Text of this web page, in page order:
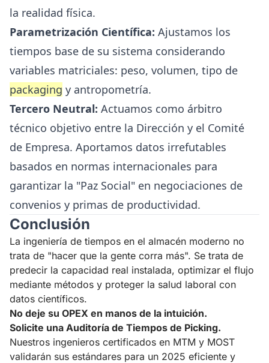
la realidad física.
Parametrización Científica: Ajustamos los
tiempos base de su sistema considerando
variables matriciales: peso, volumen, tipo de
packaging y antropometría.
Tercero Neutral: Actuamos como árbitro
técnico objetivo entre la Dirección y el Comité
de Empresa. Aportamos datos irrefutables
basados en normas internacionales para
garantizar la "Paz Social" en negociaciones de
convenios y primas de productividad.
Conclusión
La ingeniería de tiempos en el almacén moderno no
trata de "hacer que la gente corra más". Se trata de
predecir la capacidad real instalada, optimizar el flujo
mediante métodos y proteger la salud laboral con
datos científicos.
No deje su OPEX en manos de la intuición.
Solicite una Auditoría de Tiempos de Picking.
Nuestros ingenieros certificados en MTM y MOST
validarán sus estándares para un 2025 eficiente y